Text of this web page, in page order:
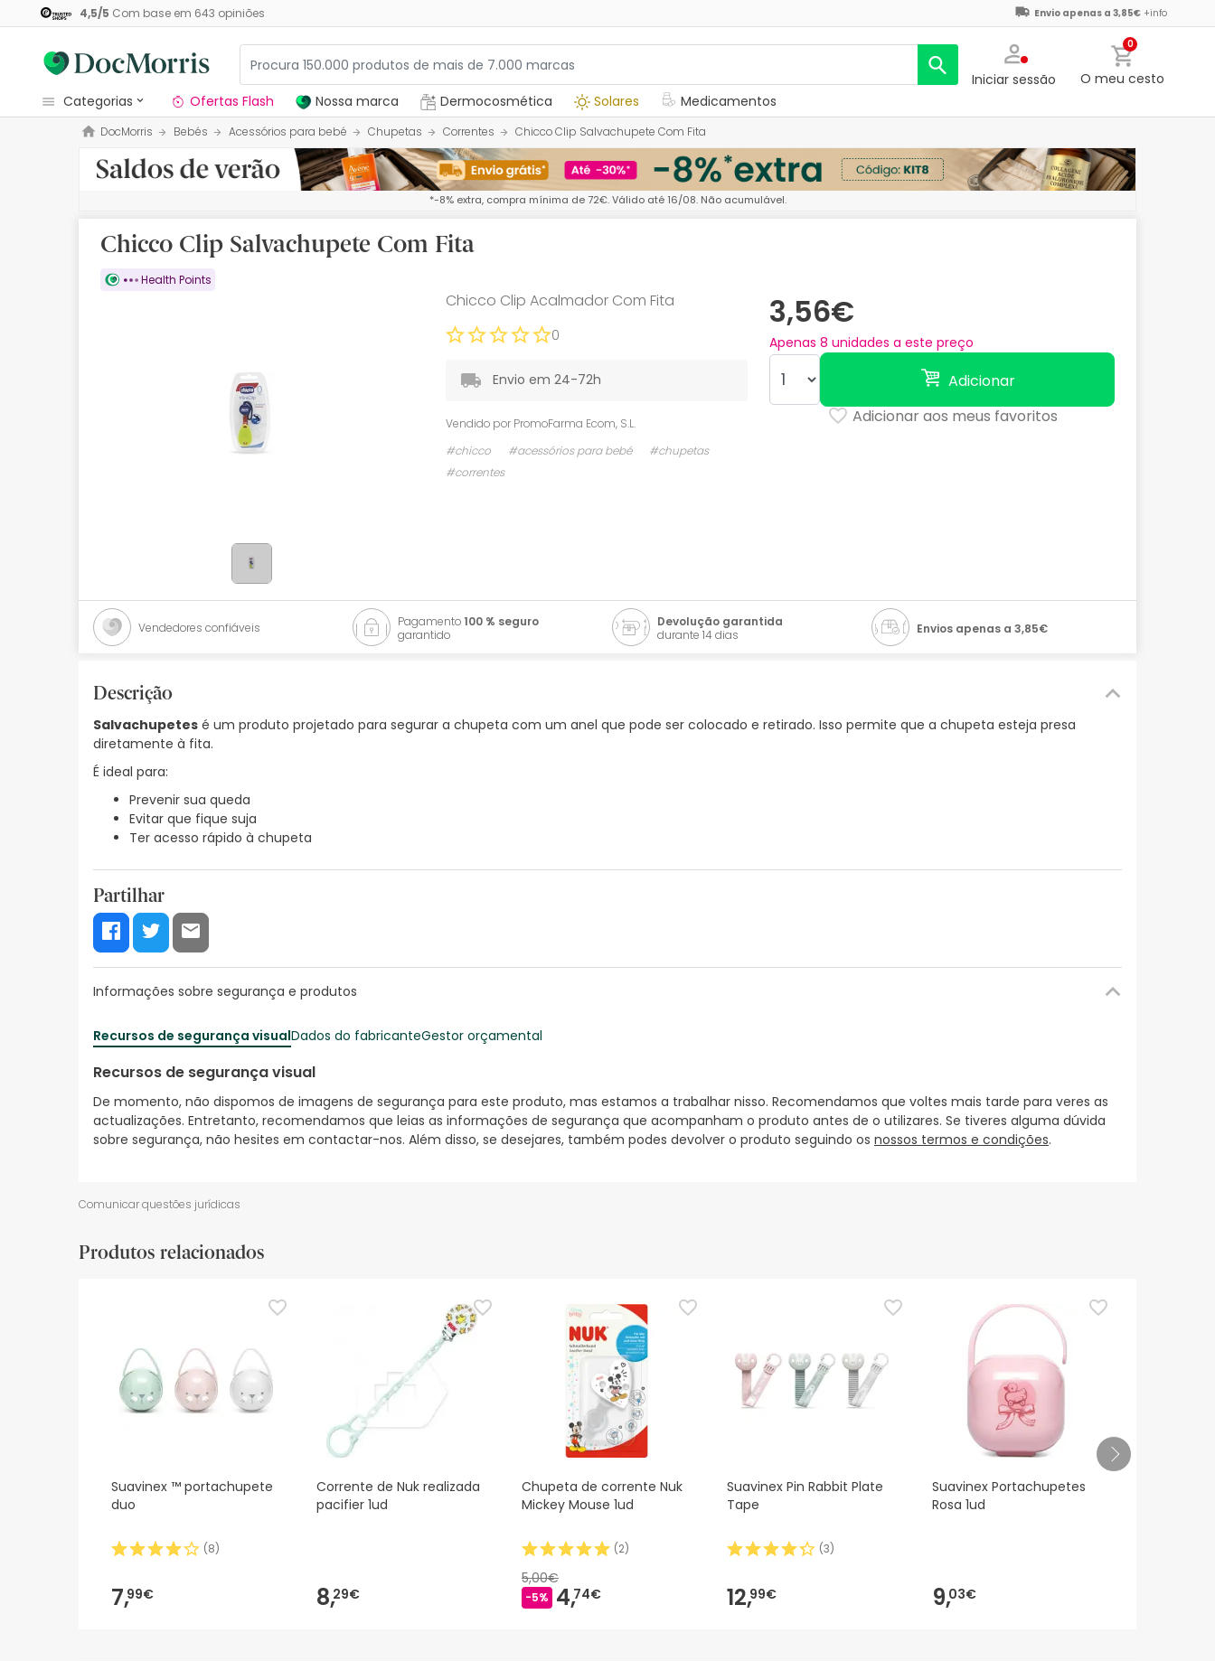
4,5/5 Com base em 643 opiniões Envio apenas a 3,85€ +info
Iniciar sessão
0
O meu cesto
categorias
Dermocosmetica
Nossa marca
Medicamentos
Cosmética
Promoções
Mais vendidos
Health points
Ofertas Flash Nossa marca Dermocosmética Solares Medicamentos
DocMorris Bebés Acessórios para bebé Chupetas Correntes Chicco Clip Salvachupete Com Fita
*-8% extra, compra mínima de 72€. Válido até 16/08. Não acumulável.
Chicco Clip Salvachupete Com Fita
Health Points
3,56€
Apenas 8 unidades a este preço
Adicionar
Adicionar aos meus favoritos
Chicco Clip Acalmador Com Fita
0
Envio em 24-72h
Vendido por PromoFarma Ecom, S.L.
#chicco
#acessórios para bebé
#chupetas
#correntes
Vendedores confiáveis Pagamento100 % seguro
garantido
Devolução garantida
durante 14 dias
Envios apenas a 3,85€
Descrição
Salvachupetes é um produto projetado para segurar a chupeta com um anel que pode ser colocado e retirado. Isso permite que a chupeta esteja presa
diretamente à fita.
É ideal para:
Prevenir sua queda
Evitar que fique suja
Ter acesso rápido à chupeta
Partilhar
Informações sobre segurança e produtos
Recursos de segurança visualDados do fabricanteGestor orçamental
Recursos de segurança visual
De momento, não dispomos de imagens de segurança para este produto, mas estamos a trabalhar nisso. Recomendamos que voltes mais tarde para veres as
actualizações. Entretanto, recomendamos que leias as informações de segurança que acompanham o produto antes de o utilizares. Se tiveres alguma dúvida
sobre segurança, não hesites em contactar-nos. Além disso, se desejares, também podes devolver o produto seguindo os nossos termos e condições.
Comunicar questões jurídicas
Produtos relacionados
Suavinex ™ portachupete
duo
(8)
7,99€
Corrente de Nuk realizada
pacifier 1ud
8,29€
Chupeta de corrente Nuk
Mickey Mouse 1ud
(2)
5,00€
-5% 4,74€
Suavinex Pin Rabbit Plate
Tape
(3)
12,99€
Suavinex Portachupetes
Rosa 1ud
9,03€